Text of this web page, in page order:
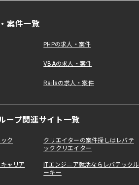
案件一覧
PHPの求人・案件
VBAの求人・案件
Railsの求人・案件
ープ関連サイト一覧
ク
クリエイターの案件探しはレバテ
ッククリエイター
ャリア
ITエンジニア就活ならレバテックル
ーキー